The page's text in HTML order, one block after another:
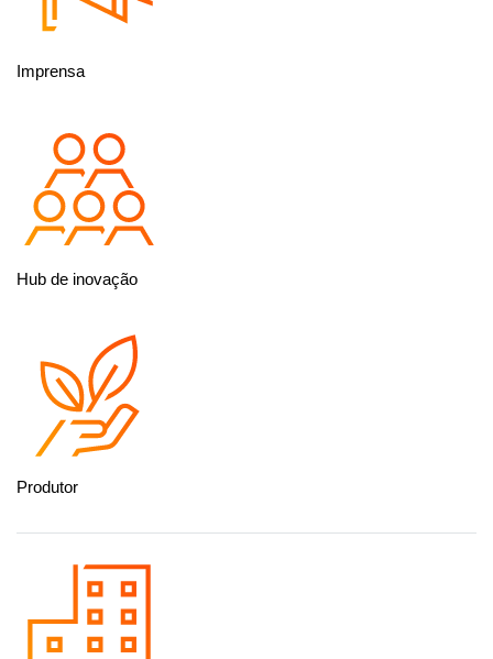
Imprensa
Hub de inovação
Produtor